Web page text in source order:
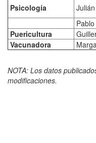
Psicología
Puericultura
Vacunadora
NOTA: Los datos
modificaciones.